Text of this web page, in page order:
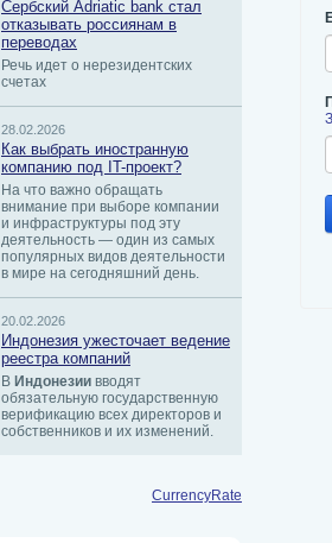
Сербский ​Adriatic bank стал
отказывать россиянам в
переводах
Речь идет о нерезидентских
счетах
28.02.2026
Как выбрать иностранную
компанию под IT-проект?
На что важно обращать
внимание при выборе компании
и инфраструктуры под эту
деятельность — один из самых
популярных видов деятельности
в мире на сегодняшний день.
20.02.2026
Индонезия ужесточает ведение
реестра компаний
В Индонезии вводят
обязательную государственную
верификацию всех директоров и
собственников и их изменений.
CurrencyRate